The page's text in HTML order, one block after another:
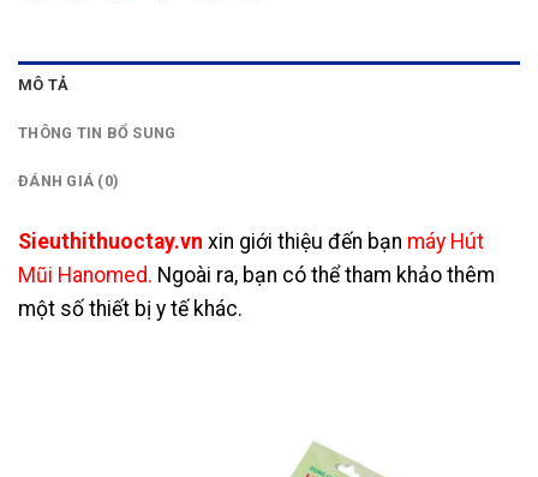
MÔ TẢ
THÔNG TIN BỔ SUNG
ĐÁNH GIÁ (0)
Sieuthithuoctay.vn xin giới thiệu đến bạn máy Hút
Mũi Hanomed. Ngoài ra, bạn có thể tham khảo thêm
một số thiết bị y tế khác.